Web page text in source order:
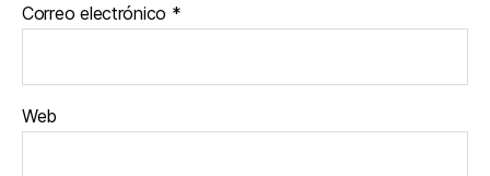
Correo electrónico *
Web